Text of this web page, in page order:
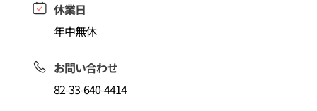
休業日
年中無休
お問い合わせ
82-33-640-4414